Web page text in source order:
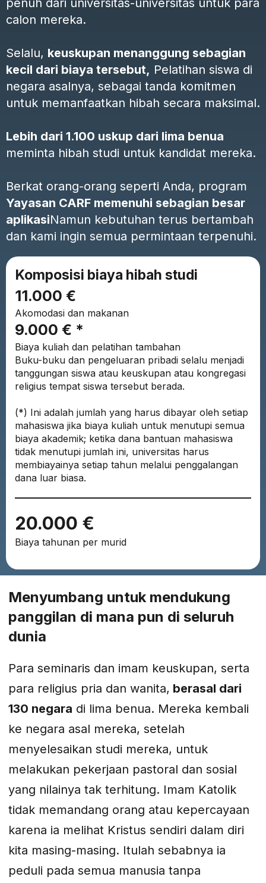
penuh dari universitas-universitas untuk para
calon mereka.
Selalu, keuskupan menanggung sebagian
kecil dari biaya tersebut, Pelatihan siswa di
negara asalnya, sebagai tanda komitmen
untuk memanfaatkan hibah secara maksimal.
Lebih dari 1.100 uskup dari lima benua
meminta hibah studi untuk kandidat mereka.
Berkat orang-orang seperti Anda, program
Yayasan CARF memenuhi sebagian besar
aplikasiNamun kebutuhan terus bertambah
dan kami ingin semua permintaan terpenuhi.
Komposisi biaya hibah studi
11.000 €
Akomodasi dan makanan
9.000 € *
Biaya kuliah dan pelatihan tambahan
Buku-buku dan pengeluaran pribadi selalu menjadi
tanggungan siswa atau keuskupan atau kongregasi
religius tempat siswa tersebut berada.
(*) Ini adalah jumlah yang harus dibayar oleh setiap
mahasiswa jika biaya kuliah untuk menutupi semua
biaya akademik; ketika dana bantuan mahasiswa
tidak menutupi jumlah ini, universitas harus
membiayainya setiap tahun melalui penggalangan
dana luar biasa.
20.000 €
Biaya tahunan per murid
Menyumbang untuk mendukung
panggilan di mana pun di seluruh
dunia
Para seminaris dan imam keuskupan, serta
para religius pria dan wanita, berasal dari
130 negara di lima benua. Mereka kembali
ke negara asal mereka, setelah
menyelesaikan studi mereka, untuk
melakukan pekerjaan pastoral dan sosial
yang nilainya tak terhitung. Imam Katolik
tidak memandang orang atau kepercayaan
karena ia melihat Kristus sendiri dalam diri
kita masing-masing. Itulah sebabnya ia
peduli pada semua manusia tanpa